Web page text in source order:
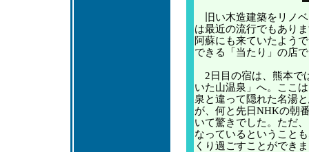
旧い木造建築をリノ
は最近の流行でもあり
阿蘇にも来ていたよう
できる「当たり」の店
2日目の宿は、熊本で
いた山温泉」へ。ここ
泉と違って隠れた名湯
が、何と先日NHKの朝
いて驚きでした。ただ
なっているということ
くり過ごすことができ